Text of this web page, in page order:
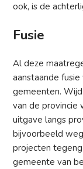
ook, is de
Fusie
Al deze
aanstaande
gemeenten.
van de provincie
uitgave langs
bijvoorbeeld
projecten
gemeente van